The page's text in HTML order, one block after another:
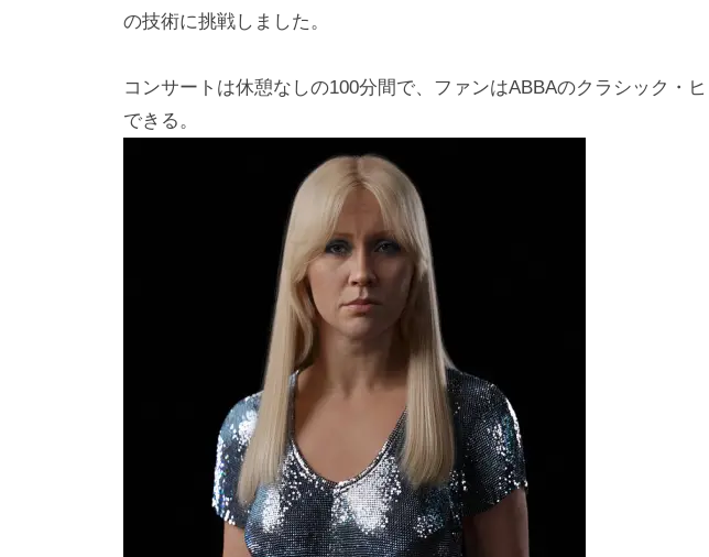
の技術に挑戦しました。
コンサートは休憩なしの100分間で、ファンはABBAのクラシック・
できる。